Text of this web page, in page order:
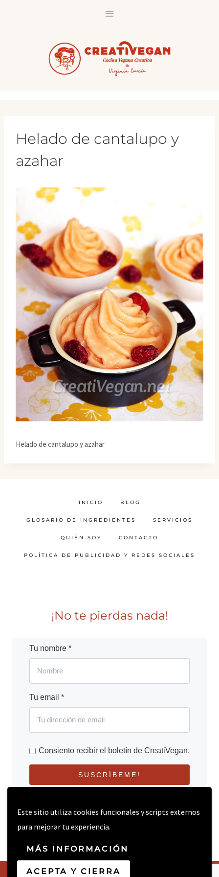
Este sitio utiliza cookies funcionales y scripts externos
para mejorar tu experiencia.
MÁS INFORMACIÓN
ACEPTA Y CIERRA
Helado de cantalupo y
azahar
Helado de cantalupo y azahar
INICIO BLOG
GLOSARIO DE INGREDIENTES SERVICIOS
QUIÉN SOY CONTACTO
POLÍTICA DE PUBLICIDAD Y REDES SOCIALES
¡No te pierdas nada!
Tu nombre *
Tu email *
Consiento recibir el boletín de CreatiVegan.
SUSCRÍBEME!